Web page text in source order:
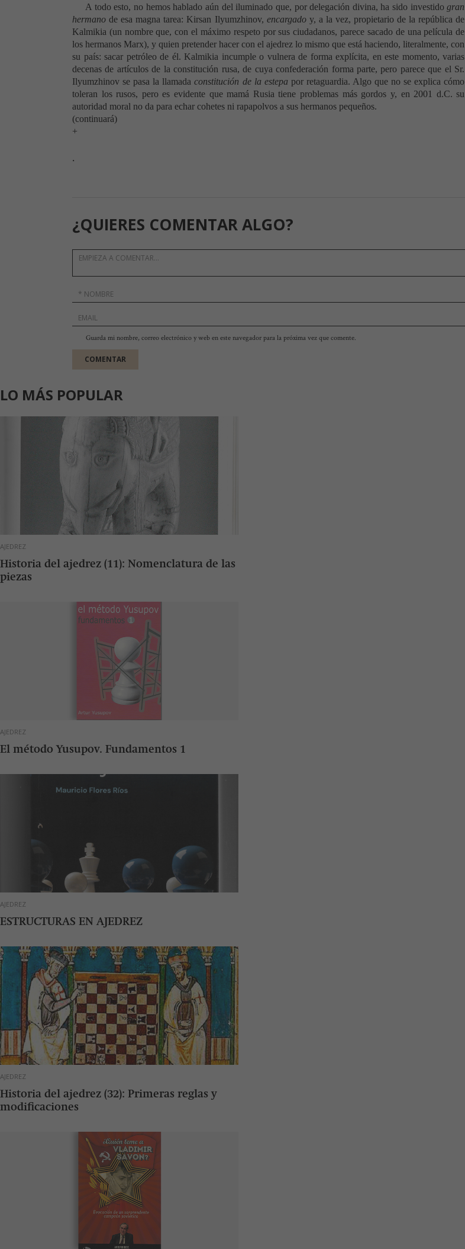
A todo esto, no hemos hablado aún del iluminado que, por delegación divina, ha sido investidogran
hermanode esa magna tarea: Kirsan Ilyumzhinov, encargado y, a la vez, propietario de la república de
Kalmikia (un nombre que, con el máximo respeto por sus ciudadanos, parece sacado de una película de
los hermanos Marx), y quien pretender hacer con el ajedrez lo mismo que está haciendo, literalmente, con
su país: sacar petróleo de él. Kalmikia incumple o vulnera de forma explícita, en este momento, varias
decenas de artículos de la constitución rusa, de cuya confederación forma parte, pero parece que el Sr.
Ilyumzhinov se pasa la llamadaconstitución de la estepa por retaguardia. Algo que no se explica cómo
toleran los rusos, pero es evidente que mamá Rusia tiene problemas más gordos y, en 2001 d.C. su
autoridad moral no da para echar cohetes ni rapapolvos a sus hermanos pequeños.
(continuará)
+
.
¿QUIERES COMENTAR ALGO?
Guarda mi nombre, correo electrónico y web en este navegador para la próxima vez que comente.
LO MÁS POPULAR
AJEDREZ
Historia del ajedrez (11): Nomenclatura de las
piezas
AJEDREZ
El método Yusupov. Fundamentos 1
AJEDREZ
ESTRUCTURAS EN AJEDREZ
AJEDREZ
Historia del ajedrez (32): Primeras reglas y
modificaciones